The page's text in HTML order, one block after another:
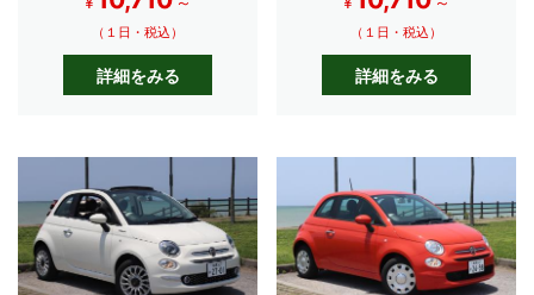
（１日・税込）
詳細をみる
（１日・税込）
詳細をみる